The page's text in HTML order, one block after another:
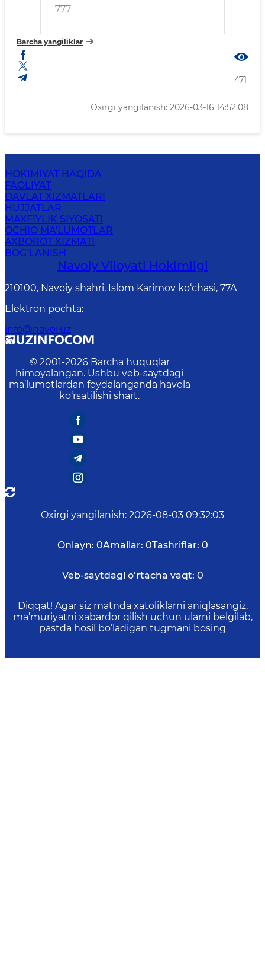
777
Barcha yangiliklar
471
Oxirgi yangilanish: 2026-03-16 14:52:08
HOKIMIYAT HAQIDA
FAOLIYAT
DAVLAT XIZMATLARI
HUJJATLAR
MAXFIYLIK SIYOSATI
OCHIQ MA'LUMOTLAR
AXBOROT XIZMATI
BOG‘LANISH
Navoiy Vilоyati Hоkimligi
210100, Nаvоiy shаhri, Islom Karimov ko‘chаsi, 77A
Elektron pochta:
info@navoi.uz
© 2001-2026 Barcha huquqlar
himoyalangan. Ushbu veb-saytdagi
ma’lumotlardan foydalanganda havola
ko‘rsatilishi shart.
Oxirgi yangilanish: 2026-08-03 09:32:03
Onlayn: 0Amallar: 0Tashriflar: 0
Veb-saytdagi o‘rtacha vaqt: 0
Diqqat! Agar siz matnda xatoliklarni aniqlasangiz,
ma’muriyatni xabardor qilish uchun ularni belgilab,
pastda hosil bo‘ladigan tugmani bosing